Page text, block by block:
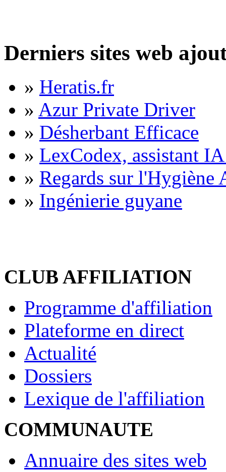
Derniers sites web
» Heratis.fr
» Azur Private Driver
» Désherbant Efficace
» LexCodex, assistant
» Regards sur l'Hygiène
» Ingénierie guyane
CLUB AFFILIATION
Programme d'affiliation
Plateforme en direct
Actualité
Dossiers
Lexique de l'affiliation
COMMUNAUTE
Annuaire des sites web